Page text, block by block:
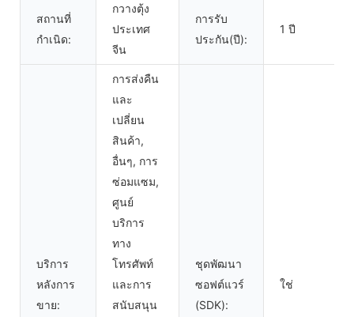
สถานที่
กำเนิด:
กวางตุ้ง
ประเทศ
จีน
การรับ
ประกัน(ปี):
1 ปี
บริการ
หลังการ
ขาย:
การส่งคืน
และ
เปลี่ยน
สินค้า,
อื่นๆ, การ
ซ่อมแซม,
ศูนย์
บริการ
ทาง
โทรศัพท์
และการ
สนับสนุน
ชุดพัฒนา
ซอฟต์แวร์
(SDK):
ใช่